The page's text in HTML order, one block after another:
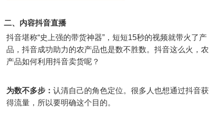
二、内容抖音直播
抖音堪称“史上强的带货神器” ，短短15秒的视频就带火了产
品，抖音成功助力的农产品也是数不胜数。抖音这么火，农
产品如何利用抖音卖货呢？
为数不多步： 认清自己的角色定位。很多人也想通过抖音获
得流量，所以要明确这个目的。